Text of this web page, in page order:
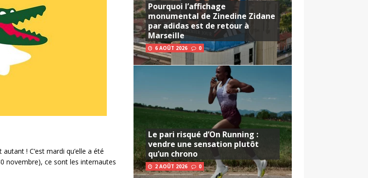
autant ! C’est mardi qu’elle a été
novembre), ce sont les internautes
Pourquoi l’affichage
monumental de Zinedine Zidane
par adidas est de retour à
Marseille
6 AOÛT 2026 0
Le pari risqué d’On Running :
vendre une sensation plutôt
qu’un chrono
2 AOÛT 2026 0